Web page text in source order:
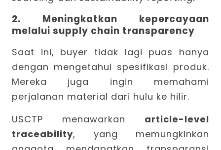
2. Meningkatkan kepercayaan
melalui supply chain transparency
Saat ini, buyer tidak lagi puas hanya
dengan mengetahui spesifikasi produk.
Mereka juga ingin memahami
perjalanan material dari hulu ke hilir.
USCTP menawarkan article-level
traceability, yang memungkinkan